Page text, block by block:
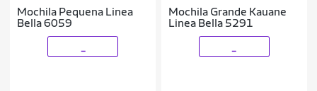
Mochila Pequena Linea
Bella 6059
Mochila Grande Kauane
Linea Bella 5291